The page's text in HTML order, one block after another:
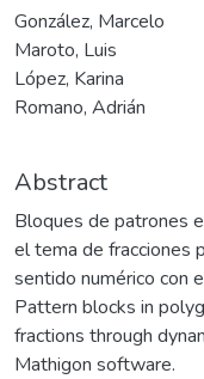
González, Marcelo
Maroto, Luis
López, Karina
Romano, Adrián
Abstract
Bloques de patrones
el tema de fracciones
sentido numérico con
Pattern blocks in
fractions through
Mathigon software.